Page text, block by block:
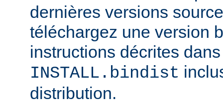
dernières versions
téléchargez une version
instructions décrites
INSTALL.bindist
distribution.